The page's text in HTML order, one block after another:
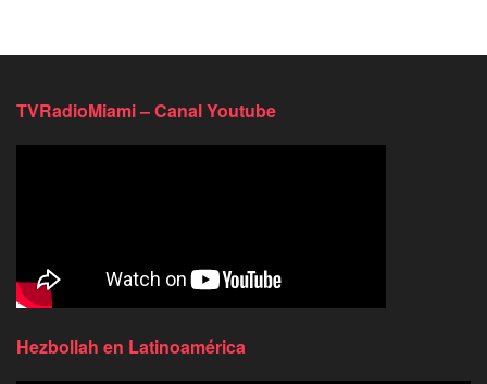
TVRadioMiami – Canal Youtube
Hezbollah en Latinoamérica